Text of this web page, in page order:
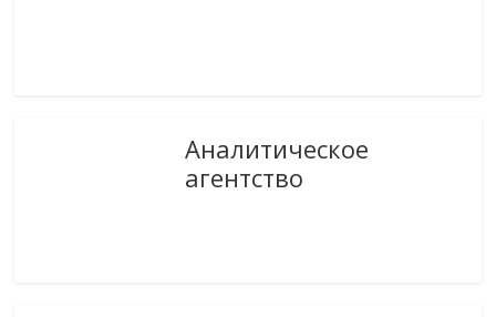
Аналитическое
агентство